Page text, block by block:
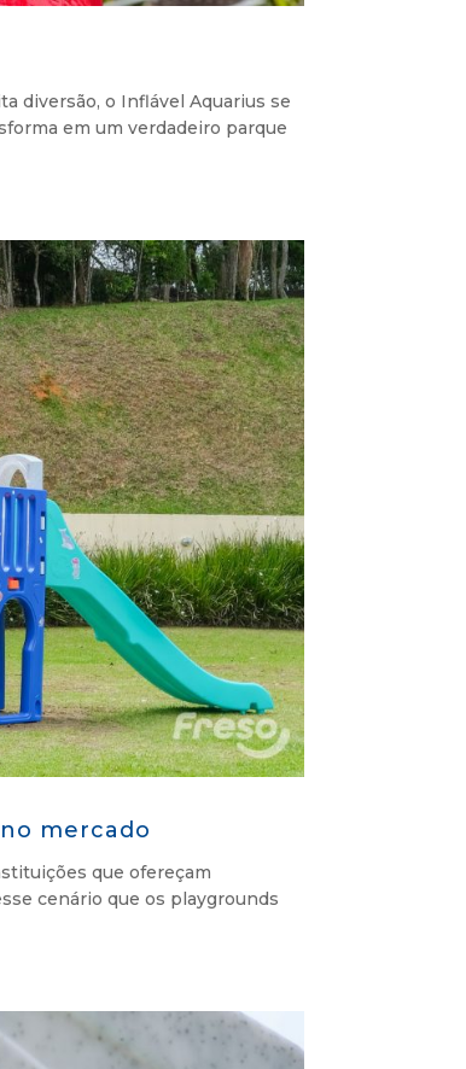
diversão, o Inflável Aquarius se
em um verdadeiro parque
mercado
que ofereçam
cenário que os playgrounds